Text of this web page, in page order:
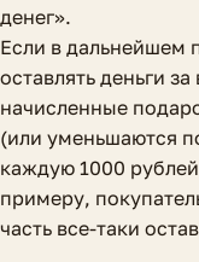
денег».
Если в дальнейшем
оставлять деньги
начисленные
(или уменьшаются
каждую 1000
примеру,
часть все-таки